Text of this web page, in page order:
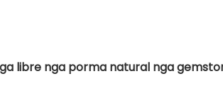
libre nga porma natural nga